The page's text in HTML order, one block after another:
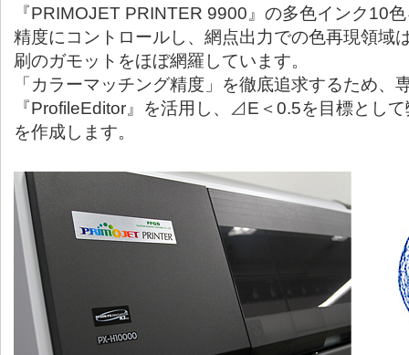
『PRIMOJET PRINTER 9900』の多色インク10
精度にコントロールし、網点出力での色再現領域
刷のガモットをほぼ網羅しています。
「カラーマッチング精度」を徹底追求するため、
『ProfileEditor』を活用し、⊿E＜0.5を目標とし
を作成します。